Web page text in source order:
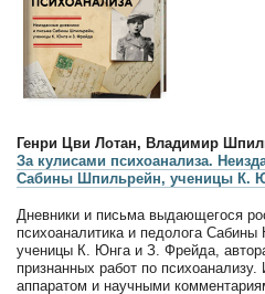
Генри Цви Лотан, Владимир
За кулисами психоанализа.
Сабины Шпильрейн, ученицы К.
Дневники и письма выдающегося
психоаналитика и педолога
ученицы К. Юнга и З. Фрейда,
признанных работ по
аппаратом и научными